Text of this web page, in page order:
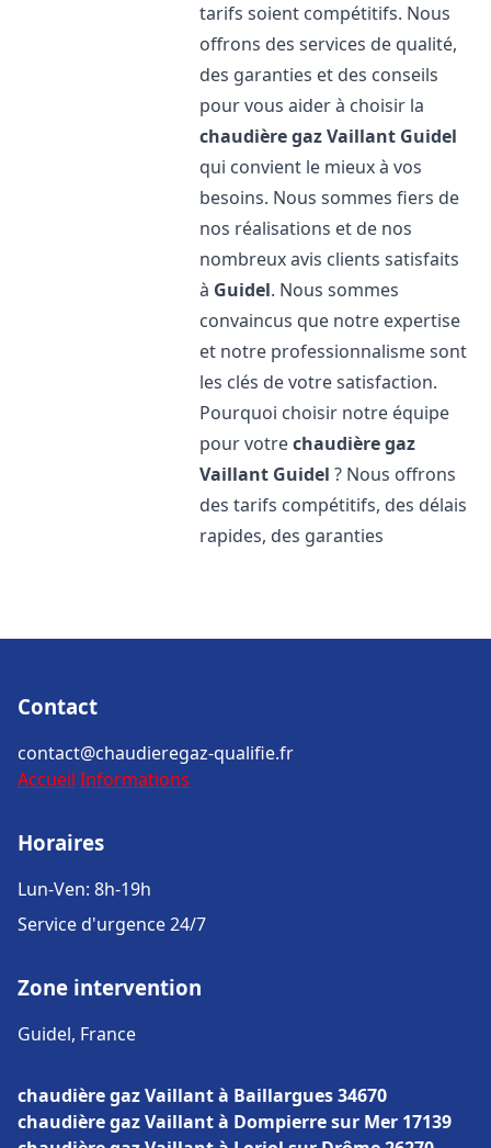
tarifs soient compétitifs. Nous
offrons des services de qualité,
des garanties et des conseils
pour vous aider à choisir la
chaudière gaz Vaillant Guidel
qui convient le mieux à vos
besoins. Nous sommes fiers de
nos réalisations et de nos
nombreux avis clients satisfaits
à Guidel. Nous sommes
convaincus que notre expertise
et notre professionnalisme sont
les clés de votre satisfaction.
Pourquoi choisir notre équipe
pour votrechaudière gaz
Vaillant Guidel ? Nous offrons
des tarifs compétitifs, des délais
rapides, des garanties
Contact
contact@chaudieregaz-qualifie.fr
Accueil Informations
Horaires
Lun-Ven: 8h-19h
Service d'urgence 24/7
Zone intervention
Guidel, France
chaudière gaz Vaillant à Baillargues 34670
chaudière gaz Vaillant à Dompierre sur Mer 17139